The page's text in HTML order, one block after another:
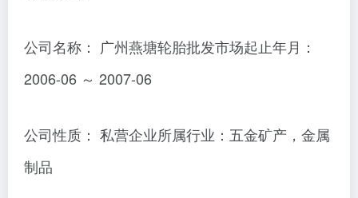
公司名称： 广州燕塘轮胎批发市场起止年月：
2006-06 ～ 2007-06
公司性质： 私营企业所属行业：五金矿产，金属
制品